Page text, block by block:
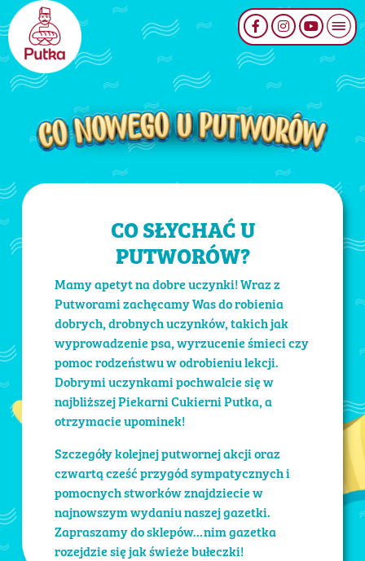
CO SŁYCHAĆ U
PUTWORÓW?
Mamy apetyt na dobre uczynki! Wraz z
Putworami zachęcamy Was do robienia
dobrych, drobnych uczynków, takich jak
wyprowadzenie psa, wyrzucenie śmieci czy
pomoc rodzeństwu w odrobieniu lekcji.
Dobrymi uczynkami pochwalcie się w
najbliższej Piekarni Cukierni Putka, a
otrzymacie upominek!
Szczegóły kolejnej putwornej akcji oraz
czwartą cześć przygód sympatycznych i
pomocnych stworków znajdziecie w
najnowszym wydaniu naszej gazetki.
Zapraszamy do sklepów…nim gazetka
rozejdzie się jak świeże bułeczki!